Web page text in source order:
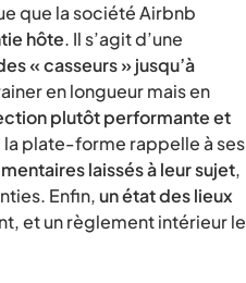
que la société Airbnb
hôte. Il s’agit d’une
« casseurs » jusqu’à
en longueur mais en
plutôt performante et
plate-forme rappelle à ses
laissés à leur sujet,
Enfin,un état des lieux
et un règlement intérieur le